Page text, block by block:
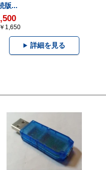
版...
1,650
詳細を見る